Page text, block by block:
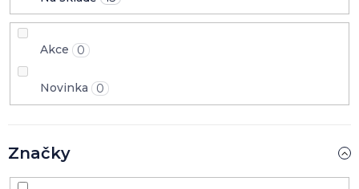
Akce 0
Novinka 0
Značky